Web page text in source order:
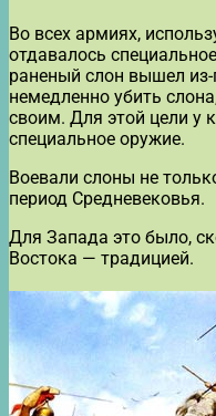
Во всех армиях,
отдавалось
раненый слон вышел
немедленно убить
своим. Для этой цели у
специальное оружие.
Воевали слоны не
период Средневековья.
Для Запада это было,
Востока — традицией.